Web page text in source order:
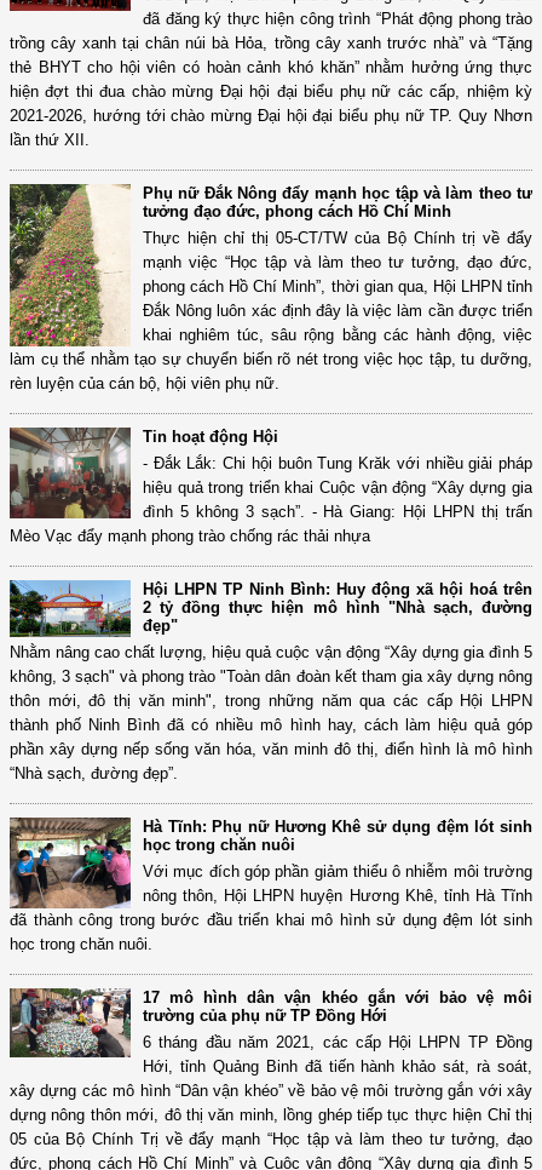
đã đăng ký thực hiện công trình “Phát động phong trào
trồng cây xanh tại chân núi bà Hỏa, trồng cây xanh trước nhà” và “Tặng
thẻ BHYT cho hội viên có hoàn cảnh khó khăn” nhằm hưởng ứng thực
hiện đợt thi đua chào mừng Đại hội đại biểu phụ nữ các cấp, nhiệm kỳ
2021-2026, hướng tới chào mừng Đại hội đại biểu phụ nữ TP. Quy Nhơn
lần thứ XII.
Phụ nữ Đắk Nông đẩy mạnh học tập và làm theo tư
tưởng đạo đức, phong cách Hồ Chí Minh
Thực hiện chỉ thị 05-CT/TW của Bộ Chính trị về đẩy
mạnh việc “Học tập và làm theo tư tưởng, đạo đức,
phong cách Hồ Chí Minh”, thời gian qua, Hội LHPN tỉnh
Đắk Nông luôn xác định đây là việc làm cần được triển
khai nghiêm túc, sâu rộng bằng các hành động, việc
làm cụ thể nhằm tạo sự chuyển biến rõ nét trong việc học tập, tu dưỡng,
rèn luyện của cán bộ, hội viên phụ nữ.
Tin hoạt động Hội
- Đắk Lắk: Chi hội buôn Tung Krăk với nhiều giải pháp
hiệu quả trong triển khai Cuộc vận động “Xây dựng gia
đình 5 không 3 sạch”. - Hà Giang: Hội LHPN thị trấn
Mèo Vạc đẩy mạnh phong trào chống rác thải nhựa
Hội LHPN TP Ninh Bình: Huy động xã hội hoá trên
2 tỷ đồng thực hiện mô hình "Nhà sạch, đường
đẹp"
Nhằm nâng cao chất lượng, hiệu quả cuộc vận động “Xây dựng gia đình 5
không, 3 sạch" và phong trào "Toàn dân đoàn kết tham gia xây dựng nông
thôn mới, đô thị văn minh", trong những năm qua các cấp Hội LHPN
thành phố Ninh Bình đã có nhiều mô hình hay, cách làm hiệu quả góp
phần xây dựng nếp sống văn hóa, văn minh đô thị, điển hình là mô hình
“Nhà sạch, đường đẹp”.
Hà Tĩnh: Phụ nữ Hương Khê sử dụng đệm lót sinh
học trong chăn nuôi
Với mục đích góp phần giảm thiểu ô nhiễm môi trường
nông thôn, Hội LHPN huyện Hương Khê, tỉnh Hà Tĩnh
đã thành công trong bước đầu triển khai mô hình sử dụng đệm lót sinh
học trong chăn nuôi.
17 mô hình dân vận khéo gắn với bảo vệ môi
trường của phụ nữ TP Đồng Hới
6 tháng đầu năm 2021, các cấp Hội LHPN TP Đồng
Hới, tỉnh Quảng Binh đã tiến hành khảo sát, rà soát,
xây dựng các mô hình “Dân vận khéo” về bảo vệ môi trường gắn với xây
dựng nông thôn mới, đô thị văn minh, lồng ghép tiếp tục thực hiện Chỉ thị
05 của Bộ Chính Trị về đẩy mạnh “Học tập và làm theo tư tưởng, đạo
đức, phong cách Hồ Chí Minh” và Cuộc vận động “Xây dựng gia đình 5